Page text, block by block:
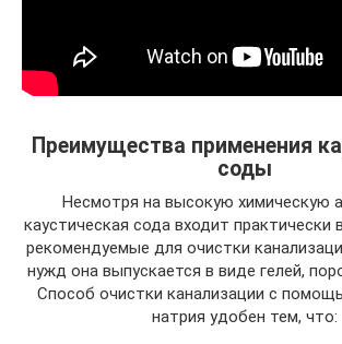
Преимущества применения
соды
Несмотря на высокую химическую
каустическая сода входит практически
рекомендуемые для очистки
нужд она выпускается в виде гелей,
Способ очистки канализации с
натрия удобен тем, что: